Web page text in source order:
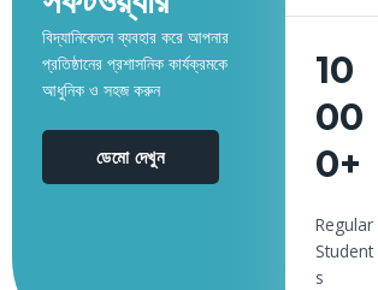
বিদ্যানিকেতন ব্যবহার করে আপনার
প্রতিষ্ঠানের প্রশাসনিক কার্যক্রমকে
আধুনিক ও সহজ করুন
ডেমো দেখুন
10
00
0+
Regular
Student
s